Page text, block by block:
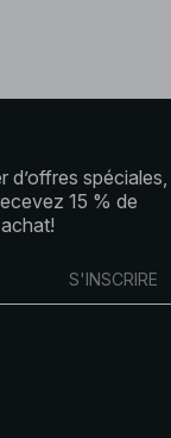
spéciales,
15 % de
S'INSCRIRE